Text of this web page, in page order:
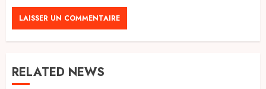
RELATED NEWS